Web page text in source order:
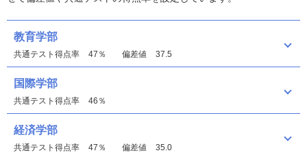
教育学部
共通テスト得点率 47％ 偏差値 37.5
国際学部
共通テスト得点率 46％
経済学部
共通テスト得点率 47％ 偏差値 35.0